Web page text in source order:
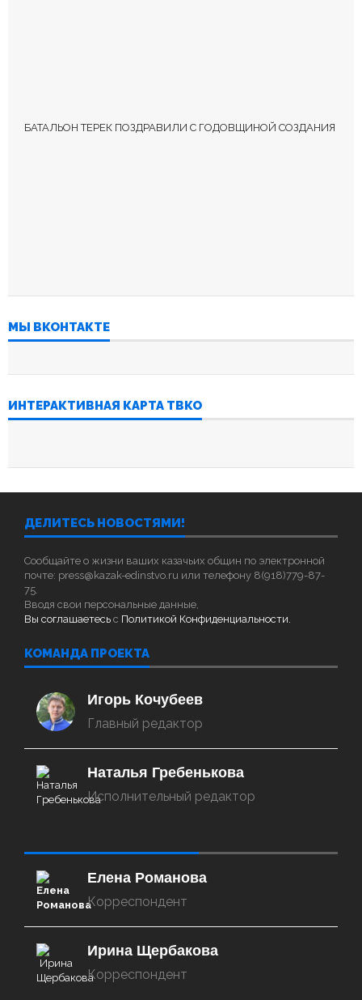
БАТАЛЬОН ТЕРЕК ПОЗДРАВИЛИ С ГОДОВЩИНОЙ СОЗДАНИЯ
МЫ ВКОНТАКТЕ
ИНТЕРАКТИВНАЯ КАРТА ТВКО
ДЕЛИТЕСЬ НОВОСТЯМИ!
Сообщайте о жизни ваших казачьих общин по электронной
почте: press@kazak-edinstvo.ru или телефону 8(918)779-87-
75.
Вводя свои персональные данные,
Вы соглашаетесь с Политикой Конфиденциальности.
КОМАНДА ПРОЕКТА
Игорь Кочубеев
Главный редактор
Наталья Гребенькова
Исполнительный редактор
Елена Романова
Корреспондент
Ирина Щербакова
Корреспондент